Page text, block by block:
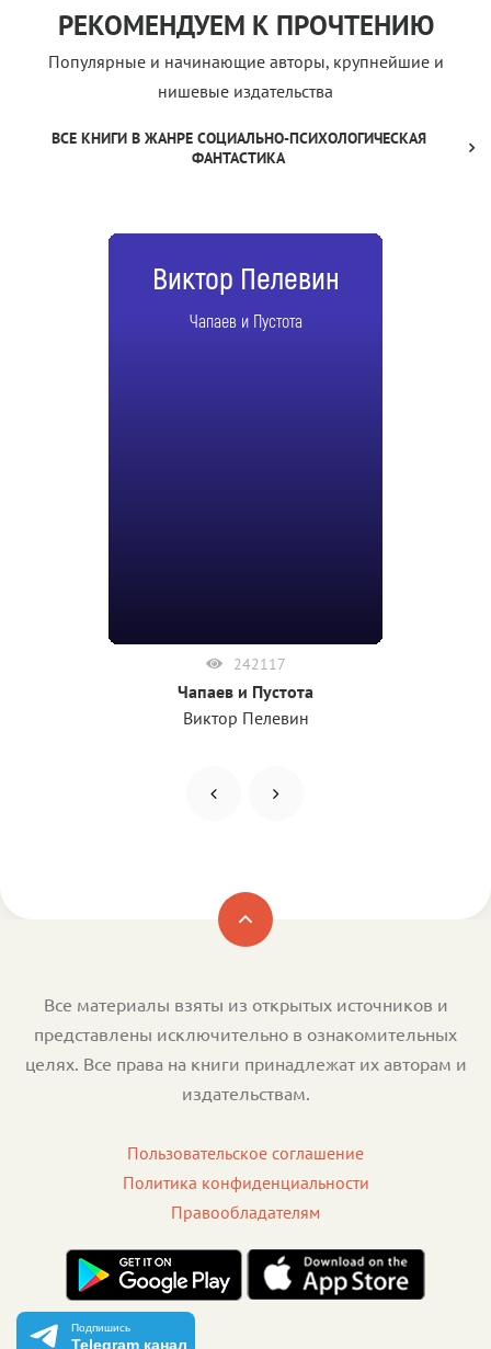
РЕКОМЕНДУЕМ К ПРОЧТЕНИЮ
Популярные и начинающие авторы, крупнейшие и
нишевые издательства
ВСЕ КНИГИ В ЖАНРЕ СОЦИАЛЬНО-ПСИХОЛОГИЧЕСКАЯ
ФАНТАСТИКА
Виктор Пелевин
Чапаев и Пустота
242117
Чапаев и Пустота
Виктор Пелевин
Все материалы взяты из открытых источников и
представлены исключительно в ознакомительных
целях. Все права на книги принадлежат их авторам и
издательствам.
Пользовательское соглашение
Политика конфиденциальности
Правообладателям
Подпишись
Telegram канал